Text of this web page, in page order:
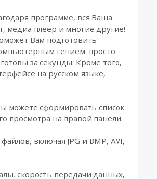
программе, вся Ваша
медиа плеер и многие другие!
Вам подготовить
гением: просто
за секунды. Кроме того,
на русском языке,
можете сформировать список
просмотра на правой панели.
включая JPG и BMP, AVI,
скорость передачи данных,